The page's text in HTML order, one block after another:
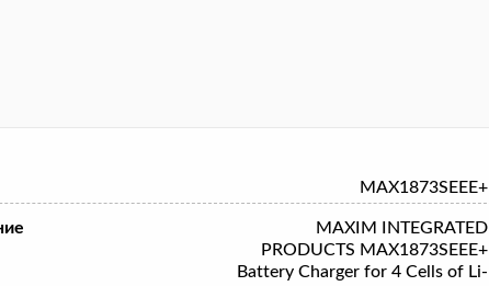
MAX1873SEEE+
MAXIM INTEGRATED
PRODUCTS MAX1873SEEE+
Battery Charger for 4 Cells of Li-